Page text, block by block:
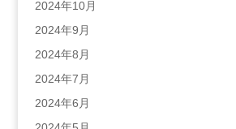
2024年10月
2024年9月
2024年8月
2024年7月
2024年6月